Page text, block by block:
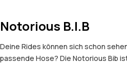
Notorious B.I.B
Deine Rides können sich schon
passende Hose? Die Notorious Bib